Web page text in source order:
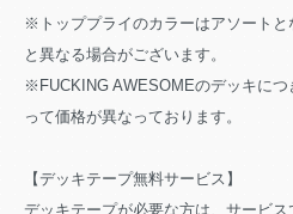
※トッププライのカラーはアソート
と異なる場合がございます。
※FUCKING AWESOMEのデッキにつ
って価格が異なっております。
【デッキテープ無料サービス】
デッキテープが必要な方は、サービ